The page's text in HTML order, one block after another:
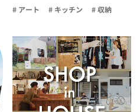
# アート # キッチン # 収納